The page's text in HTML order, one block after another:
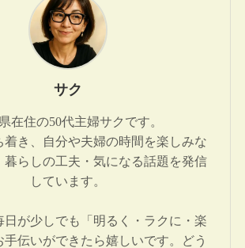
サク
在住の50代主婦サクです。
着き、自分や夫婦の時間を楽しみな
暮らしの工夫・気になる話題を発信
しています。
日が少しでも「明るく・ラクに・楽
手伝いができたら嬉しいです。どう